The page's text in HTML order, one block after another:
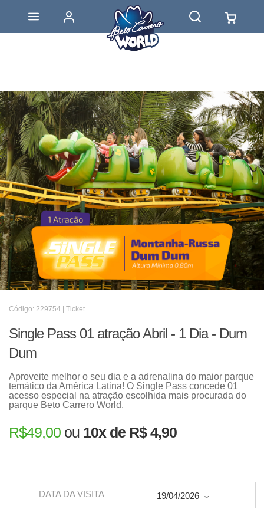
Código: 229754 | Ticket
Single Pass 01 atração Abril - 1 Dia - Dum
Dum
Aproveite melhor o seu dia e a adrenalina do maior parque
temático da América Latina! O Single Pass concede 01
acesso especial na atração escolhida mais procurada do
parque Beto Carrero World.
R$49,00 ou 10x de R$ 4,90
DATA DA VISITA 19/04/2026